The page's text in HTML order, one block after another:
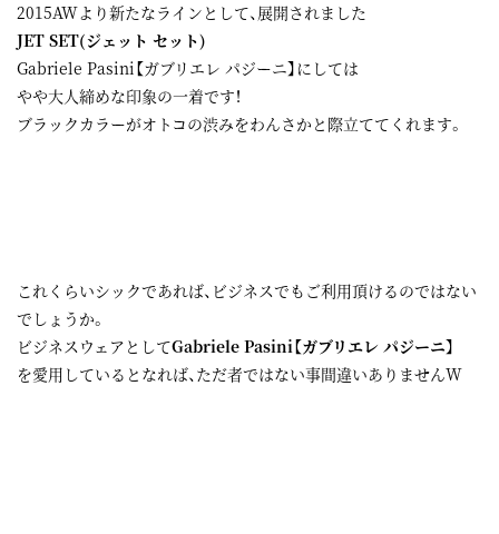
2015AWより新たなラインとして、展開されました
JET SET(ジェット セット)
Gabriele Pasini【ガブリエレ パジーニ】にしては
やや大人締めな印象の一着です！
ブラックカラーがオトコの渋みをわんさかと際立ててくれます。
これくらいシックであれば、ビジネスでもご利用頂けるのではない
でしょうか。
ビジネスウェアとしてGabriele Pasini【ガブリエレ パジーニ】
を愛用しているとなれば、ただ者ではない事間違いありませんW